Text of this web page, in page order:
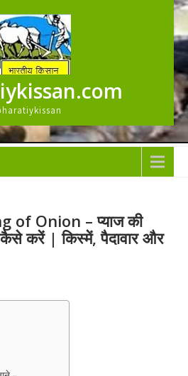
of Onion – प्याज की
करें | किस्में, पैदावार और